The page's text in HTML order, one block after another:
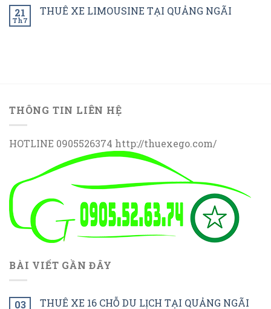
21
Th7
THUÊ XE LIMOUSINE TẠI QUẢNG NGÃI
THÔNG TIN LIÊN HỆ
HOTLINE 0905526374 http://thuexego.com/
BÀI VIẾT GẦN ĐÂY
03 THUÊ XE 16 CHỖ DU LỊCH TẠI QUẢNG NGÃI